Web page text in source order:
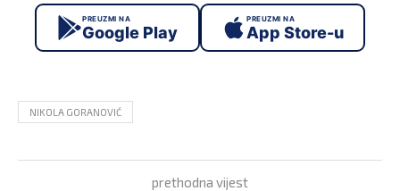
PREUZMI NA
Google Play
PREUZMI NA
App Store-u
NIKOLA GORANOVIĆ
prethodna vijest